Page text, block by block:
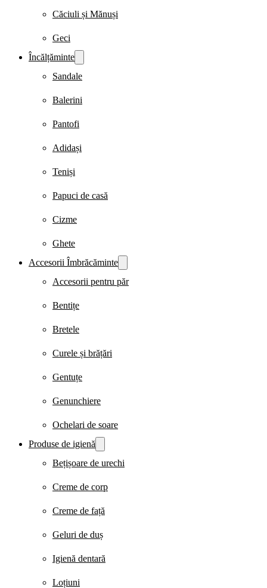
Căciuli și Mănuși
Geci
Încălțăminte
Sandale
Balerini
Pantofi
Adidași
Teniși
Papuci de casă
Cizme
Ghete
Accesorii Îmbrăcăminte
Accesorii pentru păr
Bentițe
Bretele
Curele și brățări
Gentuțe
Genunchiere
Ochelari de soare
Produse de igienă
Bețișoare de urechi
Creme de corp
Creme de față
Geluri de duș
Igienă dentară
Loțiuni